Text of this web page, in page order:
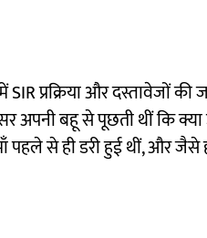
प्रक्रिया और दस्तावेजों की
अपनी बहू से पूछती थीं कि
पहले से ही डरी हुई थीं, और